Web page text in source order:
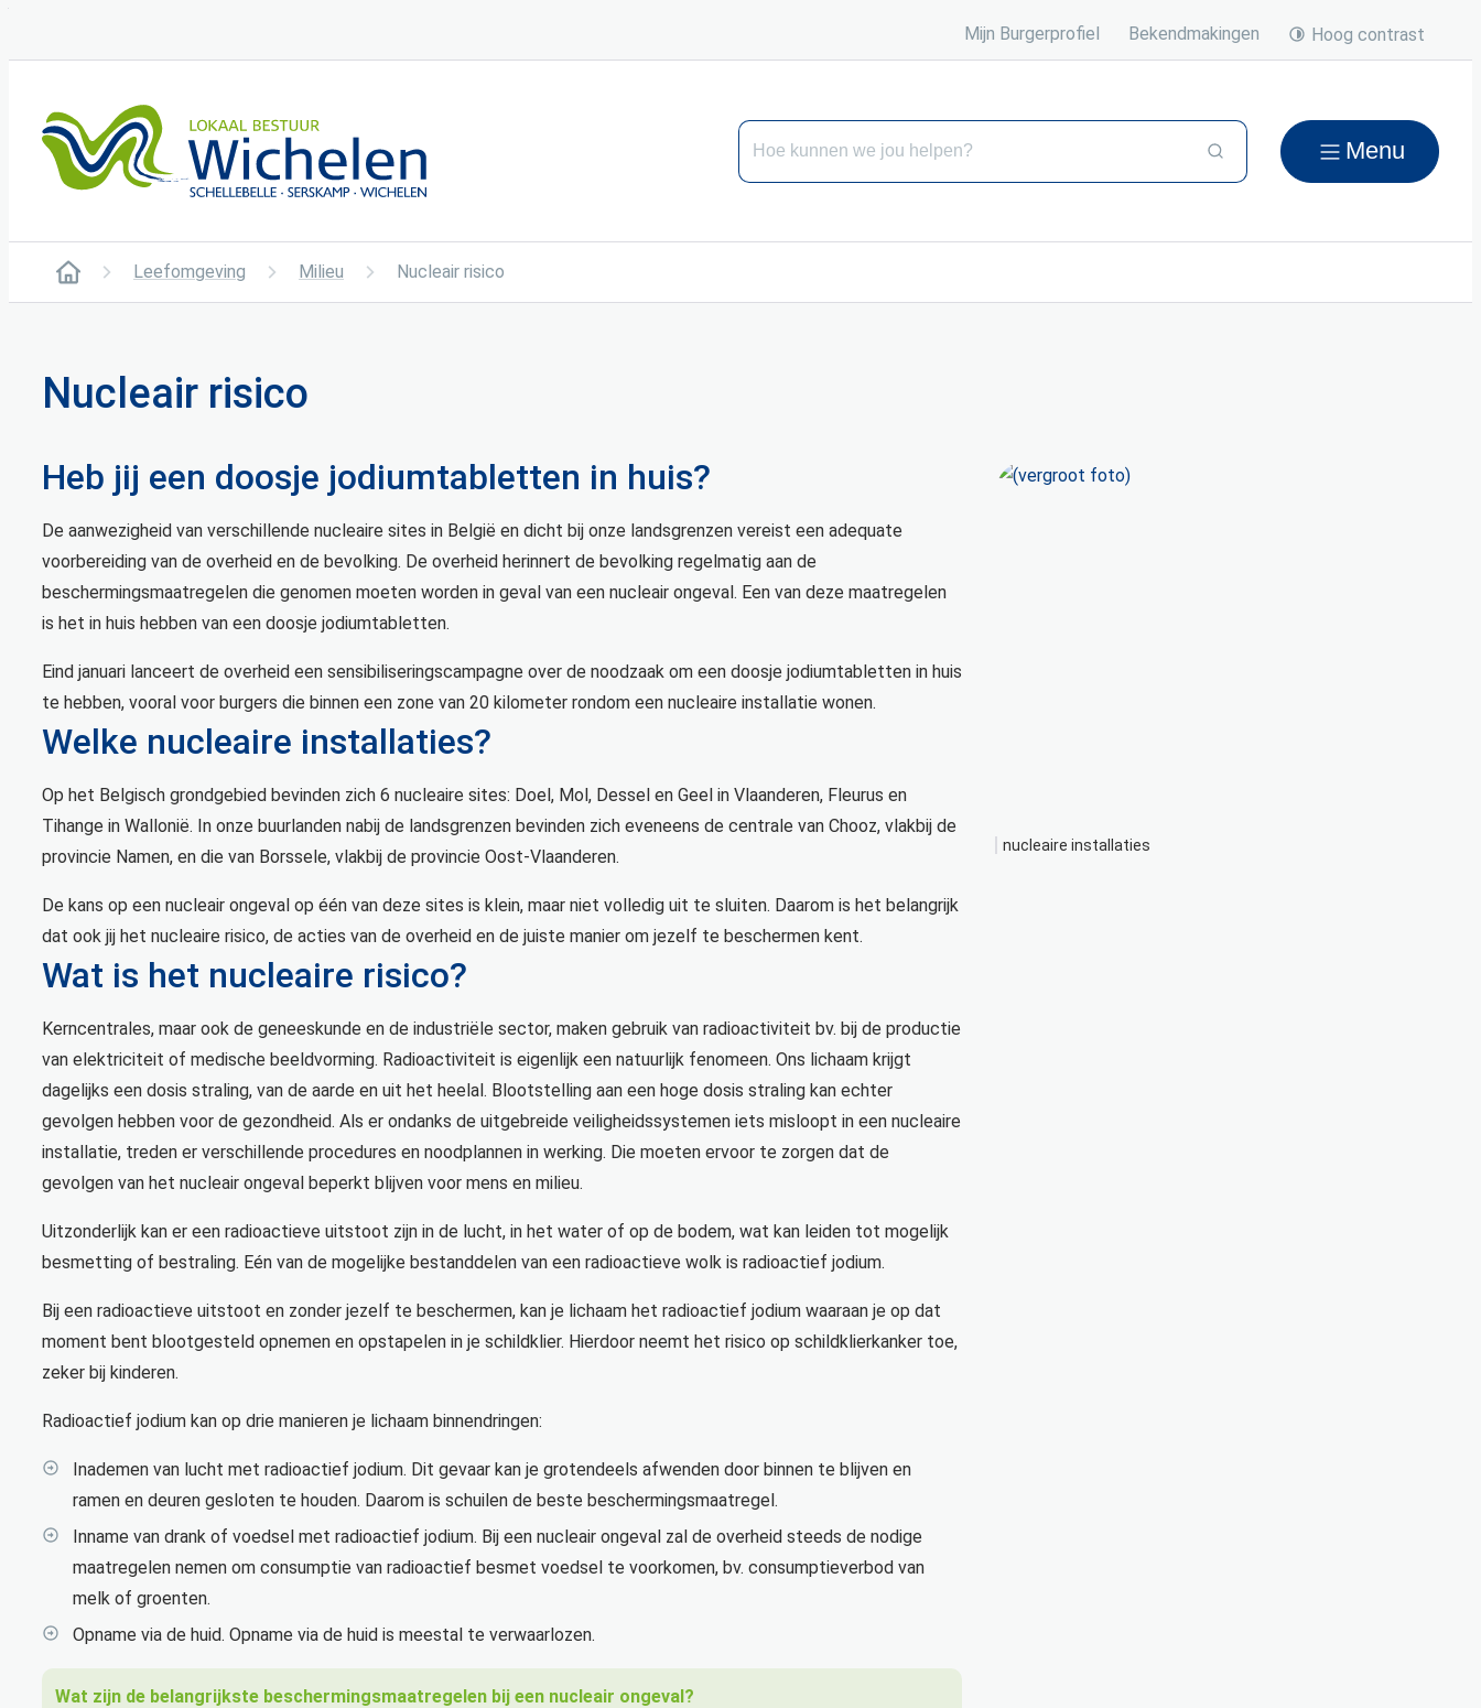
Mijn Burgerprofiel Bekendmakingen Hoog contrast
Wichelen
Hoe kunnen we jou helpen?
Zoeken Menu
Startpagina
Leefomgeving Milieu Nucleair risico
Nucleair risico
Heb jij een doosje jodiumtabletten in huis?
De aanwezigheid van verschillende nucleaire sites in België en dicht bij onze landsgrenzen vereist een adequate
voorbereiding van de overheid en de bevolking. De overheid herinnert de bevolking regelmatig aan de
beschermingsmaatregelen die genomen moeten worden in geval van een nucleair ongeval. Een van deze maatregelen
is het in huis hebben van een doosje jodiumtabletten.
Eind januari lanceert de overheid een sensibiliseringscampagne over de noodzaak om een doosje jodiumtabletten in huis
te hebben, vooral voor burgers die binnen een zone van 20 kilometer rondom een nucleaire installatie wonen.
Welke nucleaire installaties?
Op het Belgisch grondgebied bevinden zich 6 nucleaire sites: Doel, Mol, Dessel en Geel in Vlaanderen, Fleurus en
Tihange in Wallonië. In onze buurlanden nabij de landsgrenzen bevinden zich eveneens de centrale van Chooz, vlakbij de
provincie Namen, en die van Borssele, vlakbij de provincie Oost-Vlaanderen.
De kans op een nucleair ongeval op één van deze sites is klein, maar niet volledig uit te sluiten. Daarom is het belangrijk
dat ook jij het nucleaire risico, de acties van de overheid en de juiste manier om jezelf te beschermen kent.
Wat is het nucleaire risico?
Kerncentrales, maar ook de geneeskunde en de industriële sector, maken gebruik van radioactiviteit bv. bij de productie
van elektriciteit of medische beeldvorming. Radioactiviteit is eigenlijk een natuurlijk fenomeen. Ons lichaam krijgt
dagelijks een dosis straling, van de aarde en uit het heelal. Blootstelling aan een hoge dosis straling kan echter
gevolgen hebben voor de gezondheid. Als er ondanks de uitgebreide veiligheidssystemen iets misloopt in een nucleaire
installatie, treden er verschillende procedures en noodplannen in werking. Die moeten ervoor te zorgen dat de
gevolgen van het nucleair ongeval beperkt blijven voor mens en milieu.
Uitzonderlijk kan er een radioactieve uitstoot zijn in de lucht, in het water of op de bodem, wat kan leiden tot mogelijk
besmetting of bestraling. Eén van de mogelijke bestanddelen van een radioactieve wolk is radioactief jodium.
Bij een radioactieve uitstoot en zonder jezelf te beschermen, kan je lichaam het radioactief jodium waaraan je op dat
moment bent blootgesteld opnemen en opstapelen in je schildklier. Hierdoor neemt het risico op schildklierkanker toe,
zeker bij kinderen.
Radioactief jodium kan op drie manieren je lichaam binnendringen:
Inademen van lucht met radioactief jodium. Dit gevaar kan je grotendeels afwenden door binnen te blijven en
ramen en deuren gesloten te houden. Daarom is schuilen de beste beschermingsmaatregel.
Inname van drank of voedsel met radioactief jodium. Bij een nucleair ongeval zal de overheid steeds de nodige
maatregelen nemen om consumptie van radioactief besmet voedsel te voorkomen, bv. consumptieverbod van
melk of groenten.
Opname via de huid. Opname via de huid is meestal te verwaarlozen.
Wat zijn de belangrijkste beschermingsmaatregelen bij een nucleair ongeval?
nucleaire installaties